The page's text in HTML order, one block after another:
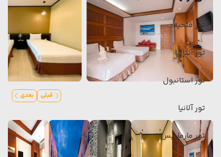
تور فتحیه
تور آنتالیا
تور استانبول
تور آلانیا
تور مارماریس
قبلی بعدی